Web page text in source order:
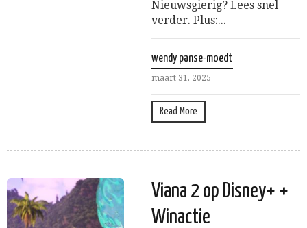
Nieuwsgierig? Lees snel
verder. Plus:...
wendy panse-moedt
maart 31, 2025
Read More
Viana 2 op Disney+ +
Winactie